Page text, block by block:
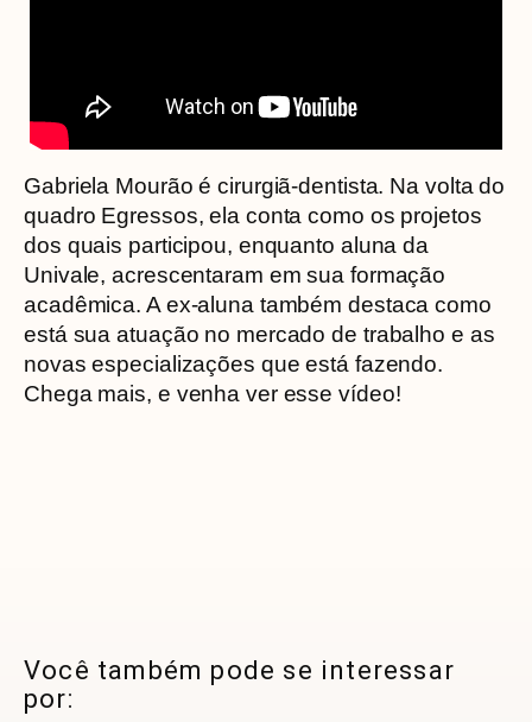
Gabriela Mourão é cirurgiã-dentista. Na volta do
quadro Egressos, ela conta como os projetos
dos quais participou, enquanto aluna da
Univale, acrescentaram em sua formação
acadêmica. A ex-aluna também destaca como
está sua atuação no mercado de trabalho e as
novas especializações que está fazendo.
Chega mais, e venha ver esse vídeo!
Você também pode se interessar
por: